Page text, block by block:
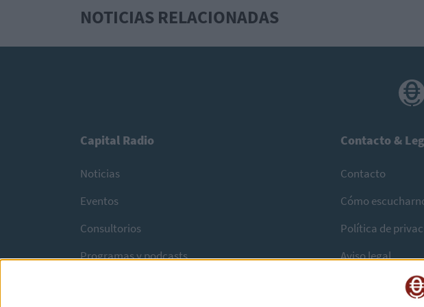
NOTICIAS RELACIONADAS
Capital Radio
Noticias
Eventos
Consultorios
Programas y podcasts
Contacto &
Contacto
Cómo
Política de
Aviso legal